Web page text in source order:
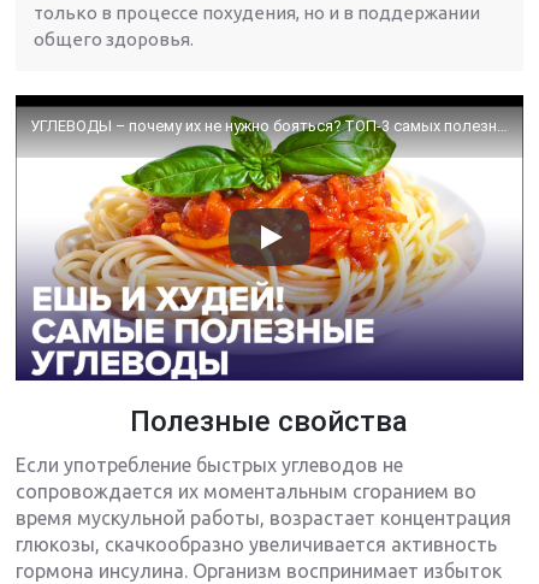
только в процессе похудения, но и в поддержании
общего здоровья.
Полезные свойства
Если употребление быстрых углеводов не
сопровождается их моментальным сгоранием во
время мускульной работы, возрастает концентрация
глюкозы, скачкообразно увеличивается активность
гормона инсулина. Организм воспринимает избыток